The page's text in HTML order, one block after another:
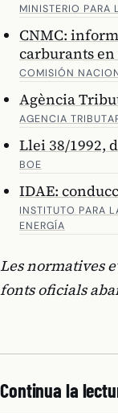
MINISTERIO PARA
CNMC:
carburants en
COMISIÓN
Agència
AGENCIA
Llei 38/1992,
BOE
IDAE:
INSTITUTO PARA
ENERGÍA
Les normatives
fonts oficials
Continua la